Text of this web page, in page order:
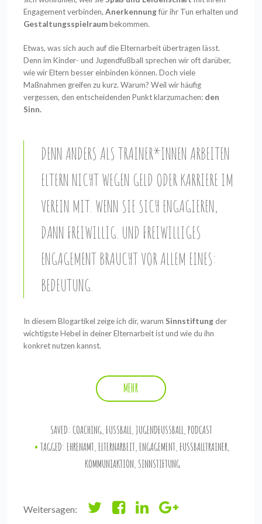
Engagement verbinden,Anerkennungfür ihr Tun erhalten und
Gestaltungsspielraumbekommen.
Etwas, was sich auch auf die Elternarbeit übertragen lässt.
Denn im Kinder- und Jugendfußball sprechen wir oft darüber,
wie wir Eltern besser einbinden können. Doch viele
Maßnahmen greifen zu kurz. Warum? Weil wir häufig
vergessen, den entscheidenden Punkt klarzumachen: den
Sinn.
DENN ANDERS ALS TRAINER*INNEN ARBEITEN
ELTERN NICHT WEGEN GELD ODER KARRIERE IM
VEREIN MIT. WENN SIE SICH ENGAGIEREN,
DANN FREIWILLIG. UND FREIWILLIGES
ENGAGEMENT BRAUCHT VOR ALLEM EINES:
BEDEUTUNG.
In diesem Blogartikel zeige ich dir, warum Sinnstiftungder
wichtigste Hebel in deiner Elternarbeit ist und wie du ihn
konkret nutzen kannst.
MEHR
SAVED: COACHING, FUSSBALL JUGENDFUSSBALL PODCAST
TAGGED:EHRENAMT ,ELTERNARBEIT ,ENGAGEMENT ,FUSSBALLTRAINER
KOMMUNIAKTION SINNSTIFTUNG
Weitersagen: